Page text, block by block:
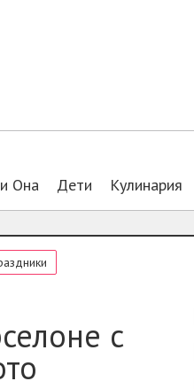
Она Дети Кулинария
с